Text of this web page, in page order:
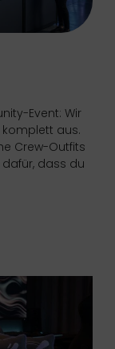
Event: Wir
aus.
Crew-Outfits
dass du